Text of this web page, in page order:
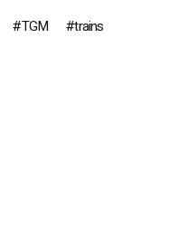
TGM
trains